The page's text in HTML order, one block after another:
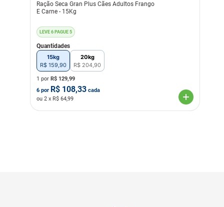
Ração Seca Gran Plus Cães Adultos Frango
E Carne - 15Kg
LEVE 6 PAGUE 5
Quantidades
15kg
R$ 159,90
20kg
R$ 204,90
1 por R$ 129,99
6 por R$ 108,33 cada
ou 2 x R$ 64,99